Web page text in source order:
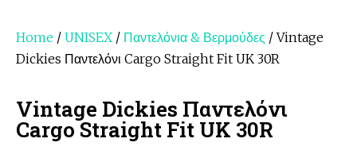
Home / UNISEX/ Παντελόνια & Βερμούδες / Vintage
Dickies Παντελόνι Cargo Straight Fit UK 30R
Vintage Dickies Παντελόνι
Cargo Straight Fit UK 30R